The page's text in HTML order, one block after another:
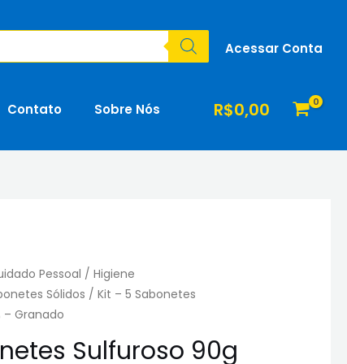
Acessar Conta
Contato Sobre Nós R$0,00
Pessoal /Higiene
Sólidos / Kit – 5 Sabonetes
– Granado
Sulfuroso 90g